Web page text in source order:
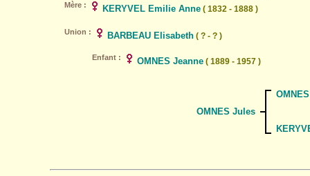
Mère : KERYVEL Emilie Anne ( 1832 - 1888 )
Union : BARBEAU Elisabeth ( ? - ? )
Enfant : OMNES Jeanne ( 1889 - 1957 )
OMNES Jules